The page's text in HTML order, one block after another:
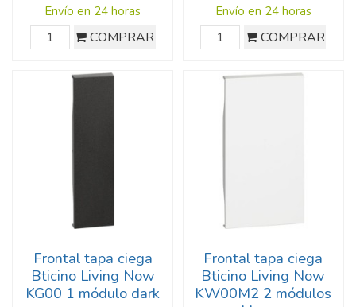
Envío en 24 horas
COMPRAR
Envío en 24 horas
COMPRAR
Frontal tapa ciega
Bticino Living Now
KG00 1 módulo dark
Frontal tapa ciega
Bticino Living Now
KW00M2 2 módulos